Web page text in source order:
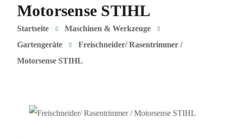
Motorsense STIHL
Startseite
Maschinen & Werkzeuge
Gartengeräte
Freischneider/ Rasentrimmer /
Motorsense STIHL